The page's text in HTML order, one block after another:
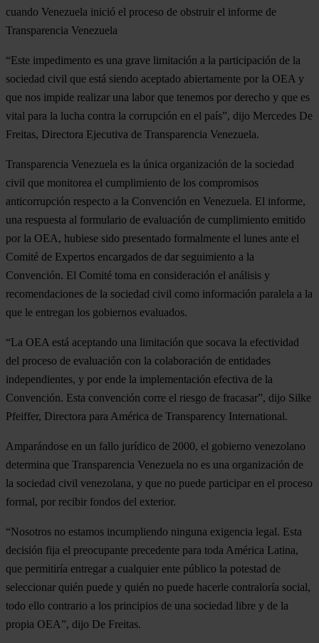
cuando Venezuela inició el proceso de obstruir el informe de
Transparencia Venezuela
“Este impedimento es una grave limitación a la participación de la
sociedad civil que está siendo aceptado abiertamente por la OEA y
que nos impide realizar una labor que tenemos por derecho y que es
vital para la lucha contra la corrupción en el país”, dijo Mercedes De
Freitas, Directora Ejecutiva de Transparencia Venezuela.
Transparencia Venezuela es la única organización de la sociedad
civil que monitorea el cumplimiento de los compromisos
anticorrupción respecto a la Convención en Venezuela. El informe,
una respuesta al formulario de evaluación de cumplimiento emitido
por la OEA, hubiese sido presentado formalmente el lunes ante el
Comité de Expertos encargados de dar seguimiento a la
Convención. El Comité toma en consideración el análisis y
recomendaciones de la sociedad civil como información paralela a la
que le entregan los gobiernos evaluados.
“La OEA está aceptando una limitación que socava la efectividad
del proceso de evaluación con la colaboración de entidades
independientes, y por ende la implementación efectiva de la
Convención. Esta convención corre el riesgo de fracasar”, dijo Silke
Pfeiffer, Directora para América de Transparency International.
Amparándose en un fallo jurídico de 2000, el gobierno venezolano
determina que Transparencia Venezuela no es una organización de
la sociedad civil venezolana, y que no puede participar en el proceso
formal, por recibir fondos del exterior.
“Nosotros no estamos incumpliendo ninguna exigencia legal. Esta
decisión fija el preocupante precedente para toda América Latina,
que permitiría entregar a cualquier ente público la potestad de
seleccionar quién puede y quién no puede hacerle contraloría social,
todo ello contrario a los principios de una sociedad libre y de la
propia OEA”, dijo De Freitas.